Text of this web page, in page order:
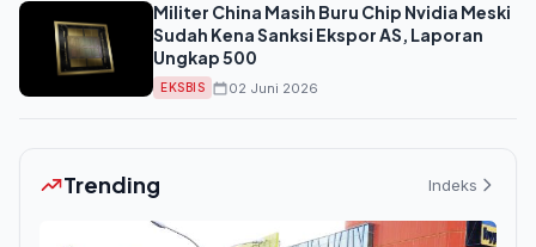
Militer China Masih Buru Chip Nvidia Meski
Sudah Kena Sanksi Ekspor AS, Laporan
Ungkap 500
EKSBIS 02 Juni 2026
Trending Indeks